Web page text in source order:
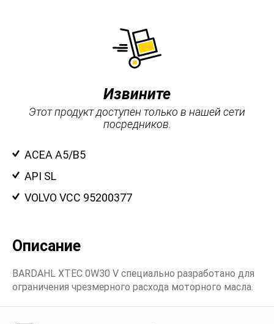
Извините
Этот продукт доступен только в нашей сети
посредников.
ACEA A5/B5
API SL
VOLVO VCC 95200377
Описание
BARDAHL XTEC 0W30 V специально разработано для
ограничения чрезмерного расхода моторного масла.